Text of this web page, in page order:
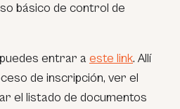
básico de control de
entrar a este link. Allí
de inscripción, ver el
el listado de documentos